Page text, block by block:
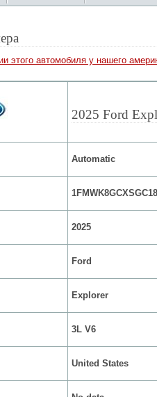
этого автомобиля у нашего
2025 Ford
Automatic
2025
Ford
Explorer
3L V6
United States